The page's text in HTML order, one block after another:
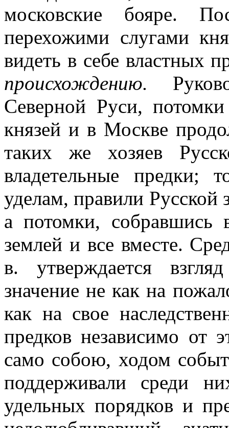
московские бояре.
перехожими слугами
видеть в себе властных
происхождению.
Северной Руси,
князей и в Москве
таких же хозяев
владетельные предки;
уделам, правили Русской
а потомки, собравшись
землей и все вместе.
в. утверждается
значение не как на
как на свое
предков независимо от
само собою, ходом
поддерживали среди
удельных порядков и